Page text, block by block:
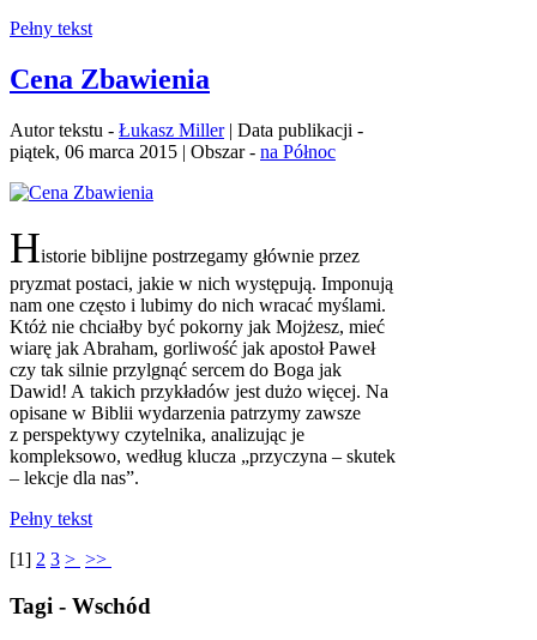
Pełny tekst
Cena Zbawienia
Autor tekstu - Łukasz Miller| Data publikacji -
piątek, 06 marca 2015 | Obszar - na Północ
Historie biblijne postrzegamy głównie przez
pryzmat postaci, jakie w nich występują. Imponują
nam one często i lubimy do nich wracać myślami.
Któż nie chciałby być pokorny jak Mojżesz, mieć
wiarę jak Abraham, gorliwość jak apostoł Paweł
czy tak silnie przylgnąć sercem do Boga jak
Dawid! A takich przykładów jest dużo więcej. Na
opisane w Biblii wydarzenia patrzymy zawsze
z perspektywy czytelnika, analizując je
kompleksowo, według klucza „przyczyna – skutek
– lekcje dla nas”.
Pełny tekst
[1] 2 3 > >>
Tagi - Wschód